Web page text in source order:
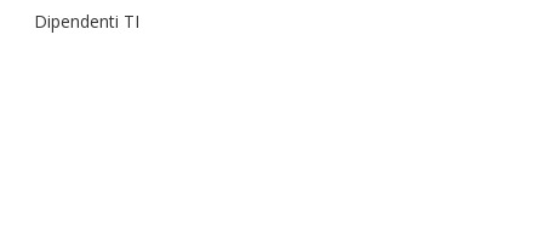
Dipendenti TI